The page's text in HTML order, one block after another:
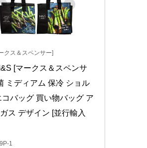
クス＆スペンサー]
[マークス＆スペンサ
ミディアム 保冷 ショル
コバッグ 買い物バッグ ア
ス デザイン [並行輸入
1